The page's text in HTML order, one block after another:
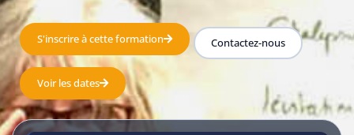
S'inscrire à cette formation Contactez-nous
Voir les dates